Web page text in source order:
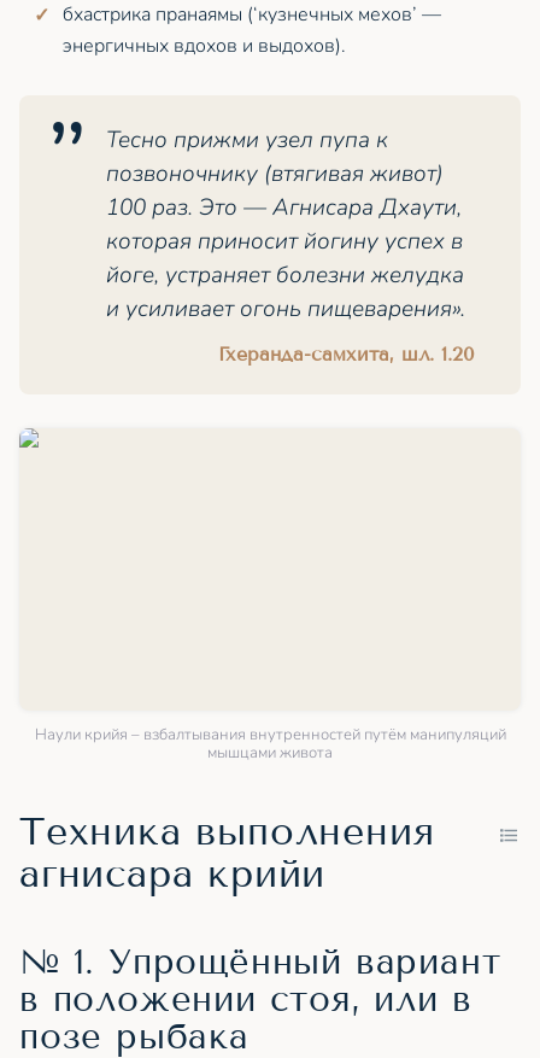
бхастрика пранаямы (‘кузнечных мехов’ —
энергичных вдохов и выдохов).
Тесно прижми узел пупа к
позвоночнику (втягивая живот)
100 раз. Это — Агнисара Дхаути,
которая приносит йогину успех в
йоге, устраняет болезни желудка
и усиливает огонь пищеварения».
Гхеранда-самхита, шл. 1.20
Наули крийя – взбалтывания внутренностей путём манипуляций
мышцами живота
Техника выполнения
агнисара крийи
№ 1. Упрощённый вариант
в положении стоя, или в
позе рыбака